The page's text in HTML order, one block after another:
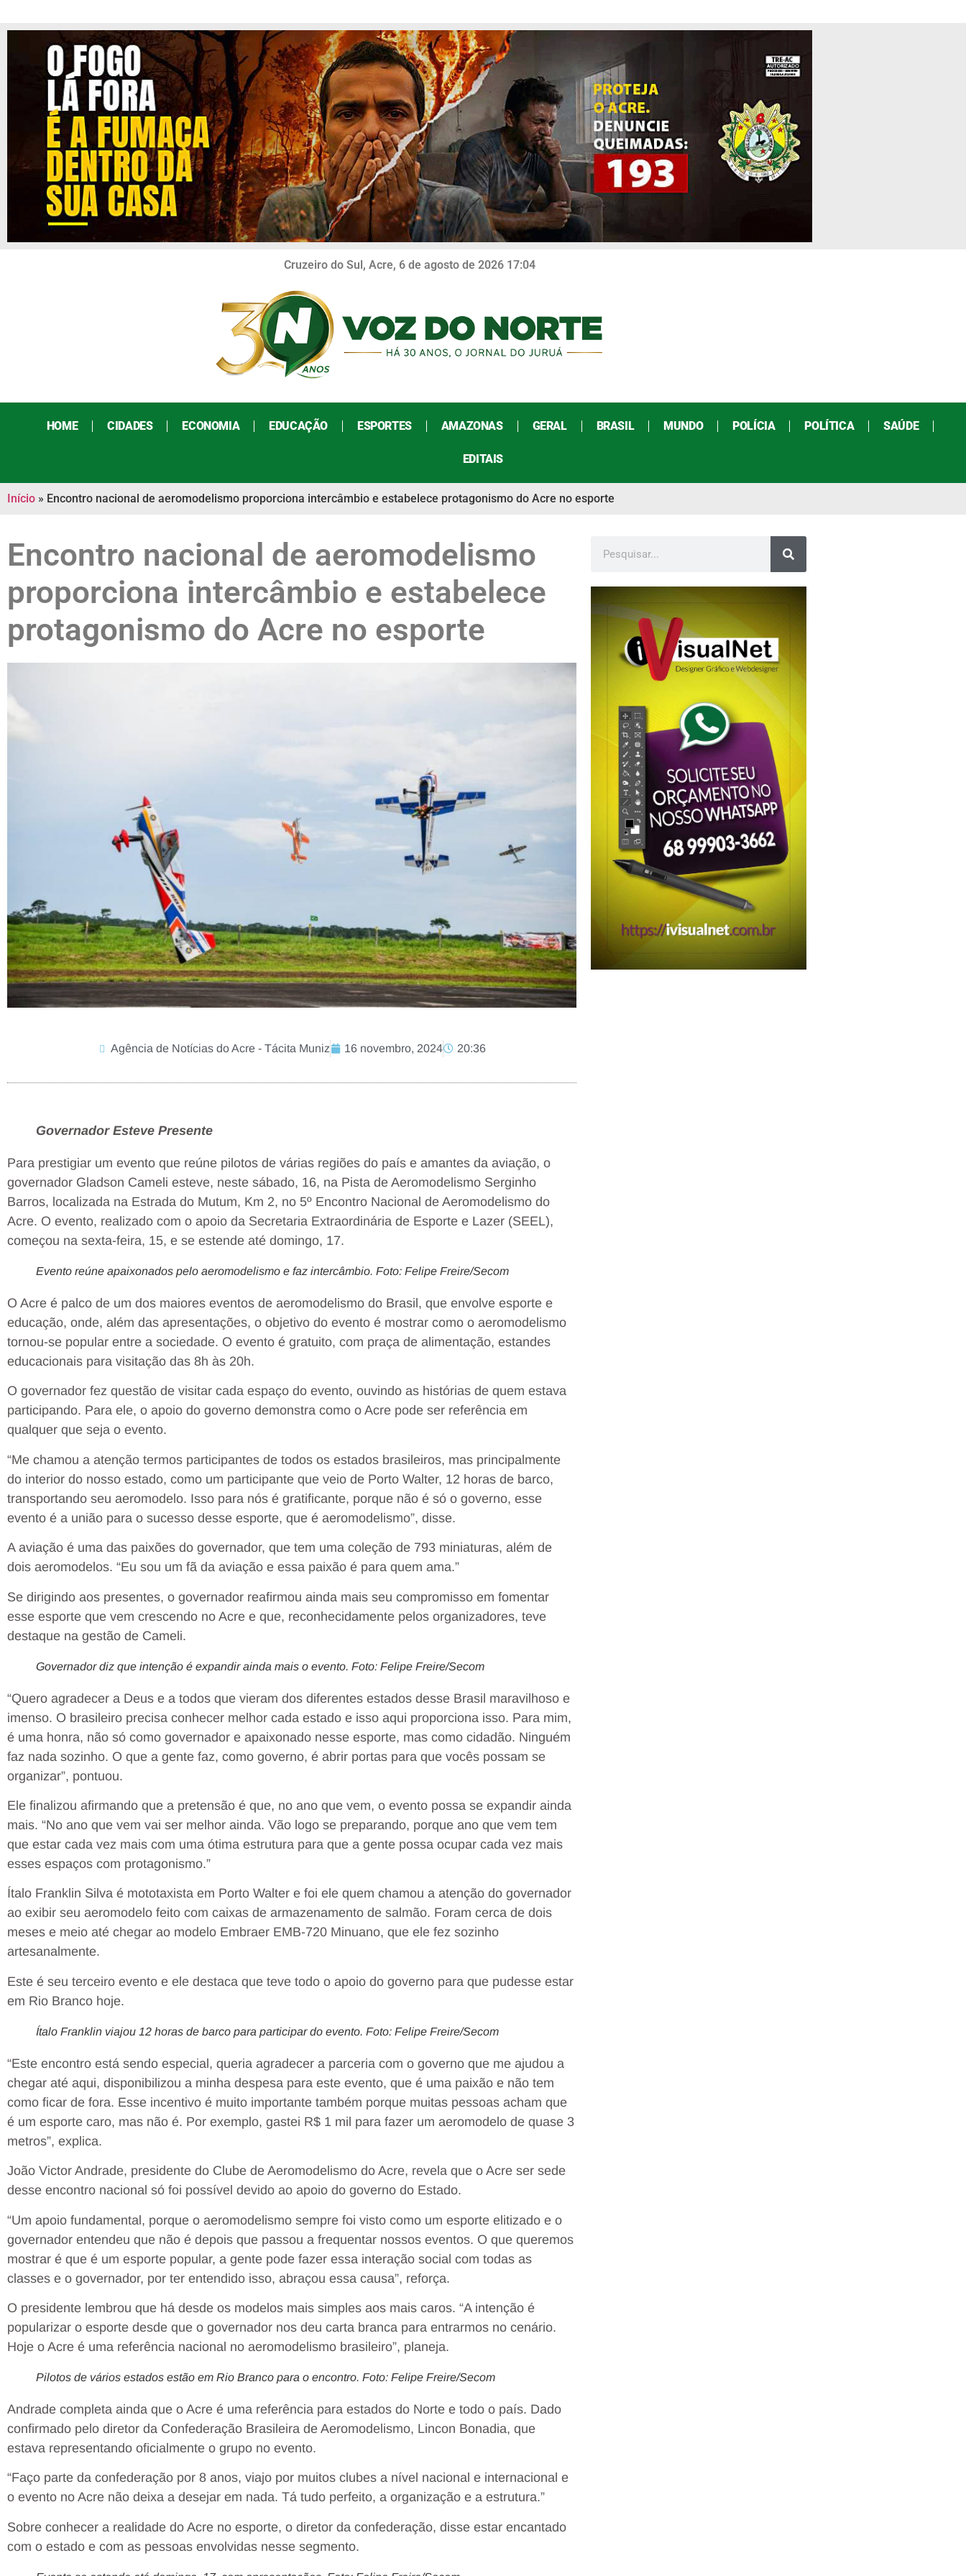
Cruzeiro do Sul, Acre, 6 de agosto de 2026 17:04
HOME CIDADES ECONOMIA EDUCAÇÃO ESPORTES AMAZONAS GERAL BRASIL MUNDO POLÍCIA POLÍTICA SAÚDE
EDITAIS
Início » Encontro nacional de aeromodelismo proporciona intercâmbio e estabelece protagonismo do Acre no esporte
Encontro nacional de aeromodelismo
proporciona intercâmbio e estabelece
protagonismo do Acre no esporte
Agência de Notícias do Acre - Tácita Muniz 16 novembro, 2024 20:36
Governador Esteve Presente
Para prestigiar um evento que reúne pilotos de várias regiões do país e amantes da aviação, o
governador Gladson Cameli esteve, neste sábado, 16, na Pista de Aeromodelismo Serginho
Barros, localizada na Estrada do Mutum, Km 2, no 5º Encontro Nacional de Aeromodelismo do
Acre. O evento, realizado com o apoio da Secretaria Extraordinária de Esporte e Lazer (SEEL),
começou na sexta-feira, 15, e se estende até domingo, 17.
Evento reúne apaixonados pelo aeromodelismo e faz intercâmbio. Foto: Felipe Freire/Secom
O Acre é palco de um dos maiores eventos de aeromodelismo do Brasil, que envolve esporte e
educação, onde, além das apresentações, o objetivo do evento é mostrar como o aeromodelismo
tornou-se popular entre a sociedade. O evento é gratuito, com praça de alimentação, estandes
educacionais para visitação das 8h às 20h.
O governador fez questão de visitar cada espaço do evento, ouvindo as histórias de quem estava
participando. Para ele, o apoio do governo demonstra como o Acre pode ser referência em
qualquer que seja o evento.
“Me chamou a atenção termos participantes de todos os estados brasileiros, mas principalmente
do interior do nosso estado, como um participante que veio de Porto Walter, 12 horas de barco,
transportando seu aeromodelo. Isso para nós é gratificante, porque não é só o governo, esse
evento é a união para o sucesso desse esporte, que é aeromodelismo”, disse.
A aviação é uma das paixões do governador, que tem uma coleção de 793 miniaturas, além de
dois aeromodelos. “Eu sou um fã da aviação e essa paixão é para quem ama.”
Se dirigindo aos presentes, o governador reafirmou ainda mais seu compromisso em fomentar
esse esporte que vem crescendo no Acre e que, reconhecidamente pelos organizadores, teve
destaque na gestão de Cameli.
Governador diz que intenção é expandir ainda mais o evento. Foto: Felipe Freire/Secom
“Quero agradecer a Deus e a todos que vieram dos diferentes estados desse Brasil maravilhoso e
imenso. O brasileiro precisa conhecer melhor cada estado e isso aqui proporciona isso. Para mim,
é uma honra, não só como governador e apaixonado nesse esporte, mas como cidadão. Ninguém
faz nada sozinho. O que a gente faz, como governo, é abrir portas para que vocês possam se
organizar”, pontuou.
Ele finalizou afirmando que a pretensão é que, no ano que vem, o evento possa se expandir ainda
mais. “No ano que vem vai ser melhor ainda. Vão logo se preparando, porque ano que vem tem
que estar cada vez mais com uma ótima estrutura para que a gente possa ocupar cada vez mais
esses espaços com protagonismo.”
Ítalo Franklin Silva é mototaxista em Porto Walter e foi ele quem chamou a atenção do governador
ao exibir seu aeromodelo feito com caixas de armazenamento de salmão. Foram cerca de dois
meses e meio até chegar ao modelo Embraer EMB-720 Minuano, que ele fez sozinho
artesanalmente.
Este é seu terceiro evento e ele destaca que teve todo o apoio do governo para que pudesse estar
em Rio Branco hoje.
Ítalo Franklin viajou 12 horas de barco para participar do evento. Foto: Felipe Freire/Secom
“Este encontro está sendo especial, queria agradecer a parceria com o governo que me ajudou a
chegar até aqui, disponibilizou a minha despesa para este evento, que é uma paixão e não tem
como ficar de fora. Esse incentivo é muito importante também porque muitas pessoas acham que
é um esporte caro, mas não é. Por exemplo, gastei R$ 1 mil para fazer um aeromodelo de quase 3
metros”, explica.
João Victor Andrade, presidente do Clube de Aeromodelismo do Acre, revela que o Acre ser sede
desse encontro nacional só foi possível devido ao apoio do governo do Estado.
“Um apoio fundamental, porque o aeromodelismo sempre foi visto como um esporte elitizado e o
governador entendeu que não é depois que passou a frequentar nossos eventos. O que queremos
mostrar é que é um esporte popular, a gente pode fazer essa interação social com todas as
classes e o governador, por ter entendido isso, abraçou essa causa”, reforça.
O presidente lembrou que há desde os modelos mais simples aos mais caros. “A intenção é
popularizar o esporte desde que o governador nos deu carta branca para entrarmos no cenário.
Hoje o Acre é uma referência nacional no aeromodelismo brasileiro”, planeja.
Pilotos de vários estados estão em Rio Branco para o encontro. Foto: Felipe Freire/Secom
Andrade completa ainda que o Acre é uma referência para estados do Norte e todo o país. Dado
confirmado pelo diretor da Confederação Brasileira de Aeromodelismo, Lincon Bonadia, que
estava representando oficialmente o grupo no evento.
“Faço parte da confederação por 8 anos, viajo por muitos clubes a nível nacional e internacional e
o evento no Acre não deixa a desejar em nada. Tá tudo perfeito, a organização e a estrutura.”
Sobre conhecer a realidade do Acre no esporte, o diretor da confederação, disse estar encantado
com o estado e com as pessoas envolvidas nesse segmento.